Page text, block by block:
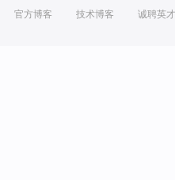
官方博客 技术博客 诚聘英才